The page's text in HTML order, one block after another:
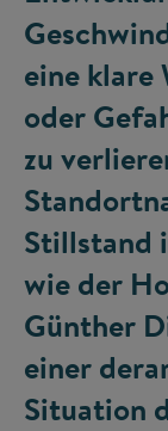
eine klare
oder
zu
Stillstand
wie der
Günther
einer
Situation